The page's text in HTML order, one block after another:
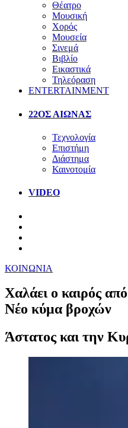
Θέατρο
Μουσική
Χορός
Μουσεία
Σινεμά
Βιβλίο
Εικαστικά
Τηλεόραση
ENTERTAINMENT
22ΟΣ ΑΙΩΝΑΣ
Τεχνολογία
Επιστήμη
Διάστημα
Καινοτομία
VIDEO
ΚΟΙΝΩΝΙΑ
Χαλάει ο καιρός
Νέο κύμα βροχών
Άστατος και την